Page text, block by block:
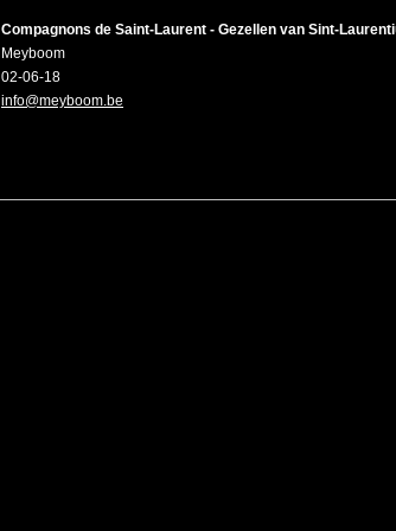
Compagnons de Saint-Laurent - Gezellen van Sint-
Meyboom
02-06-18
info@meyboom.be